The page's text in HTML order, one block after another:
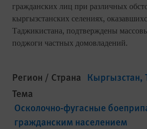
гражданских лиц при различных
кыргызстанских селениях,
Таджикистана, подтверждены
поджоги частных домовладений.
Регион / Страна Кыргызстан
Тема
Осколочно-фугасные
гражданским населением